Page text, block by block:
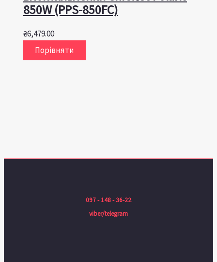
850W (PPS-850FC)
₴6,479.00
Порівняти
097 - 148 - 36-22
viber/telegram